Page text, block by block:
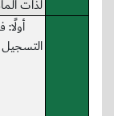
لذات
التسجيل